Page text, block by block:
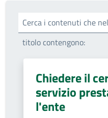
Cerca i contenuti che nel
titolo contengono:
Chiedere il
servizio
l'ente